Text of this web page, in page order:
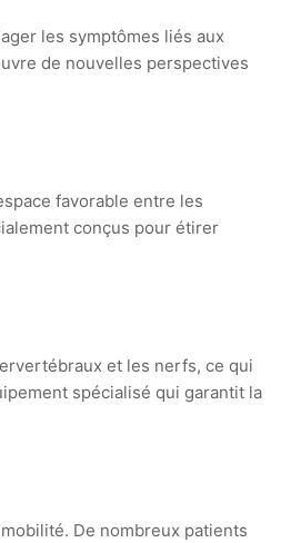
les symptômes liés aux
de nouvelles perspectives
favorable entre les
conçus pour étirer
et les nerfs, ce qui
spécialisé qui garantit la
De nombreux patients